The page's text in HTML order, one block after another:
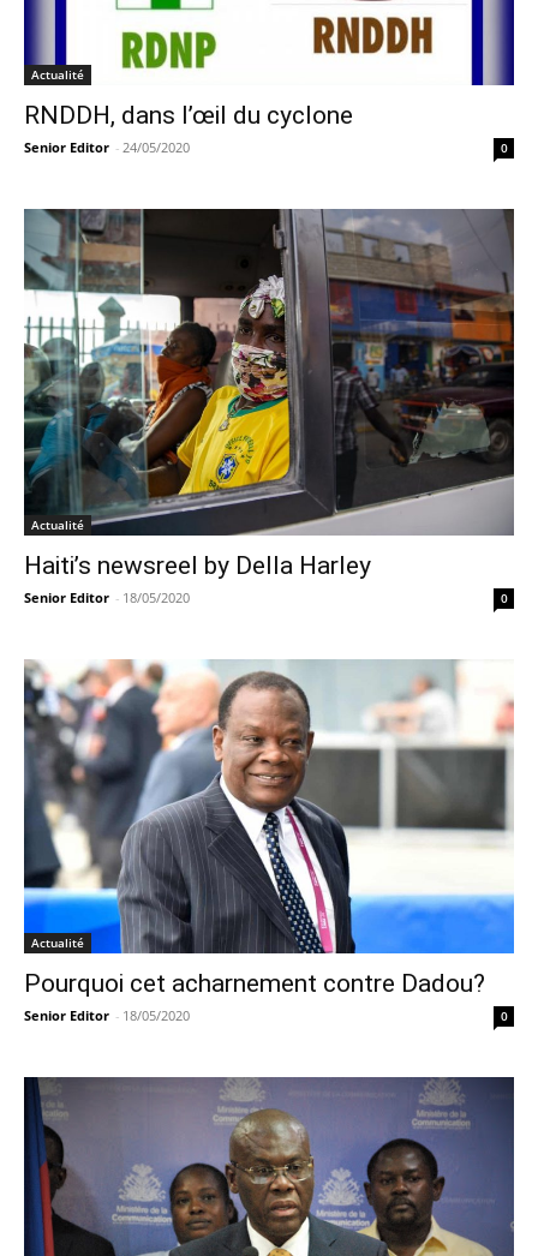
Actualité
RNDDH, dans l’œil du cyclone
Senior Editor - 24/05/2020 0
Actualité
Haiti’s newsreel by Della Harley
Senior Editor - 18/05/2020 0
Actualité
Pourquoi cet acharnement contre Dadou?
Senior Editor - 18/05/2020 0